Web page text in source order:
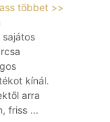
többet >>
kínál.
arra
friss ...